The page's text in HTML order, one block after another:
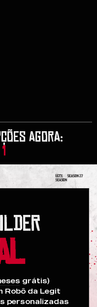
AGORA:
1
grátis)
Robô da Legit
personalizadas